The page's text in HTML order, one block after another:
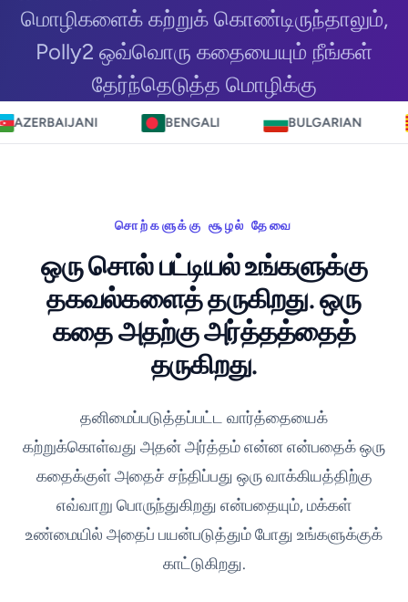
மொழிகளைக் கற்றுக் கொண்டிருந்தாலும்,
Polly2 ஒவ்வொரு கதையையும் நீங்கள்
தேர்ந்தெடுத்த மொழிக்கு
BENGALI BULGARIAN
சொற்களுக்கு சூழல் தேவை
ஒரு சொல் பட்டியல் உங்களுக்கு
தகவல்களைத் தருகிறது. ஒரு
கதை அதற்கு அர்த்தத்தைத்
தருகிறது.
தனிமைப்படுத்தப்பட்ட வார்த்தையைக்
கற்றுக்கொள்வது அதன் அர்த்தம் என்ன என்பதைக் ஒரு
கதைக்குள் அதைச் சந்திப்பது ஒரு வாக்கியத்திற்கு
எவ்வாறு பொருந்துகிறது என்பதையும், மக்கள்
உண்மையில் அதைப் பயன்படுத்தும் போது உங்களுக்குக்
காட்டுகிறது.